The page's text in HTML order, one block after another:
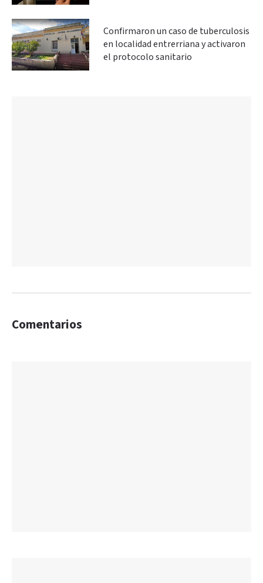
Confirmaron un caso de tuberculosis
en localidad entrerriana y activaron
el protocolo sanitario
Comentarios